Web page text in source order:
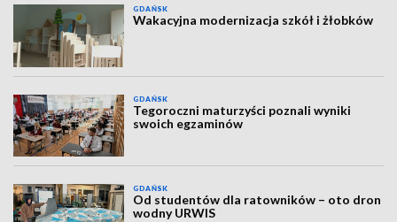
GDAŃSK
Wakacyjna modernizacja szkół i żłobków
GDAŃSK
Tegoroczni maturzyści poznali wyniki
swoich egzaminów
GDAŃSK
Od studentów dla ratowników – oto dron
wodny URWIS